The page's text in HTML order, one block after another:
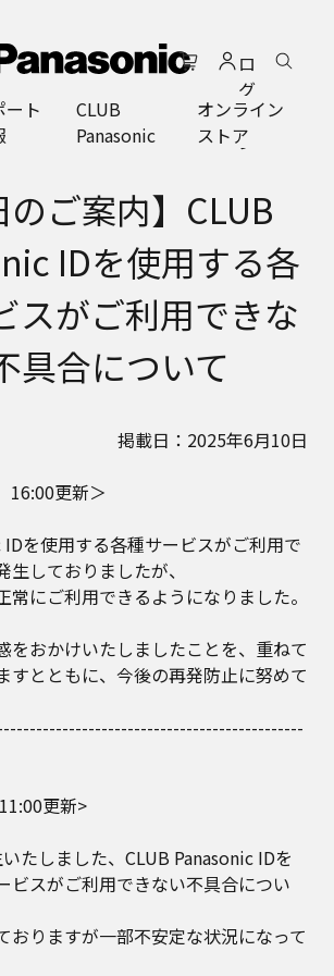
ロ
グ
イ
ン
ート
CLUB
Panasonic
オンライン
ストア
のご案内】CLUB
IDを使用する各
スがご利用できな
具合について
掲載日：2025年6月10日
16:00更新＞
IDを使用する各種サービスがご利用で
生しておりましたが、
常にご利用できるようになりました。
をおかけいたしましたことを、重ねて
すとともに、今後の再発防止に努めて
更新>
たしました、CLUB Panasonic IDを
ビスがご利用できない不具合につい
おりますが一部不安定な状況になって